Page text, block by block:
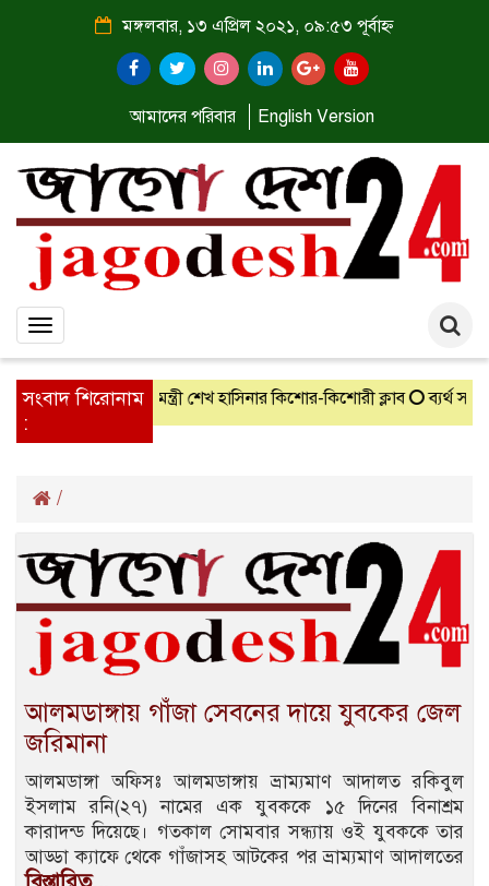
মঙ্গলবার, ১৩ এপ্রিল ২০২১, ০৯:৫৩ পূর্বাহ্ন
আমাদের পরিবার English Version
Toggle
navigation
সংবাদ শিরোনাম
:
সারা দেশের প্রধানমন্ত্রী শেখ হাসিনার কিশোর-কিশোরী ক্লাব ব্যর্থ
/
আলমডাঙ্গায় গাঁজা সেবনের দায়ে যুবকের জেল
জরিমানা
আলমডাঙ্গা অফিসঃ আলমডাঙ্গায় ভ্রাম্যমাণ আদালত রকিবুল
ইসলাম রনি(২৭) নামের এক যুবককে ১৫ দিনের বিনাশ্রম
কারাদন্ড দিয়েছে। গতকাল সোমবার সন্ধ্যায় ওই যুবককে তার
আড্ডা ক্যাফে থেকে গাঁজাসহ আটকের পর ভ্রাম্যমাণ আদালতের